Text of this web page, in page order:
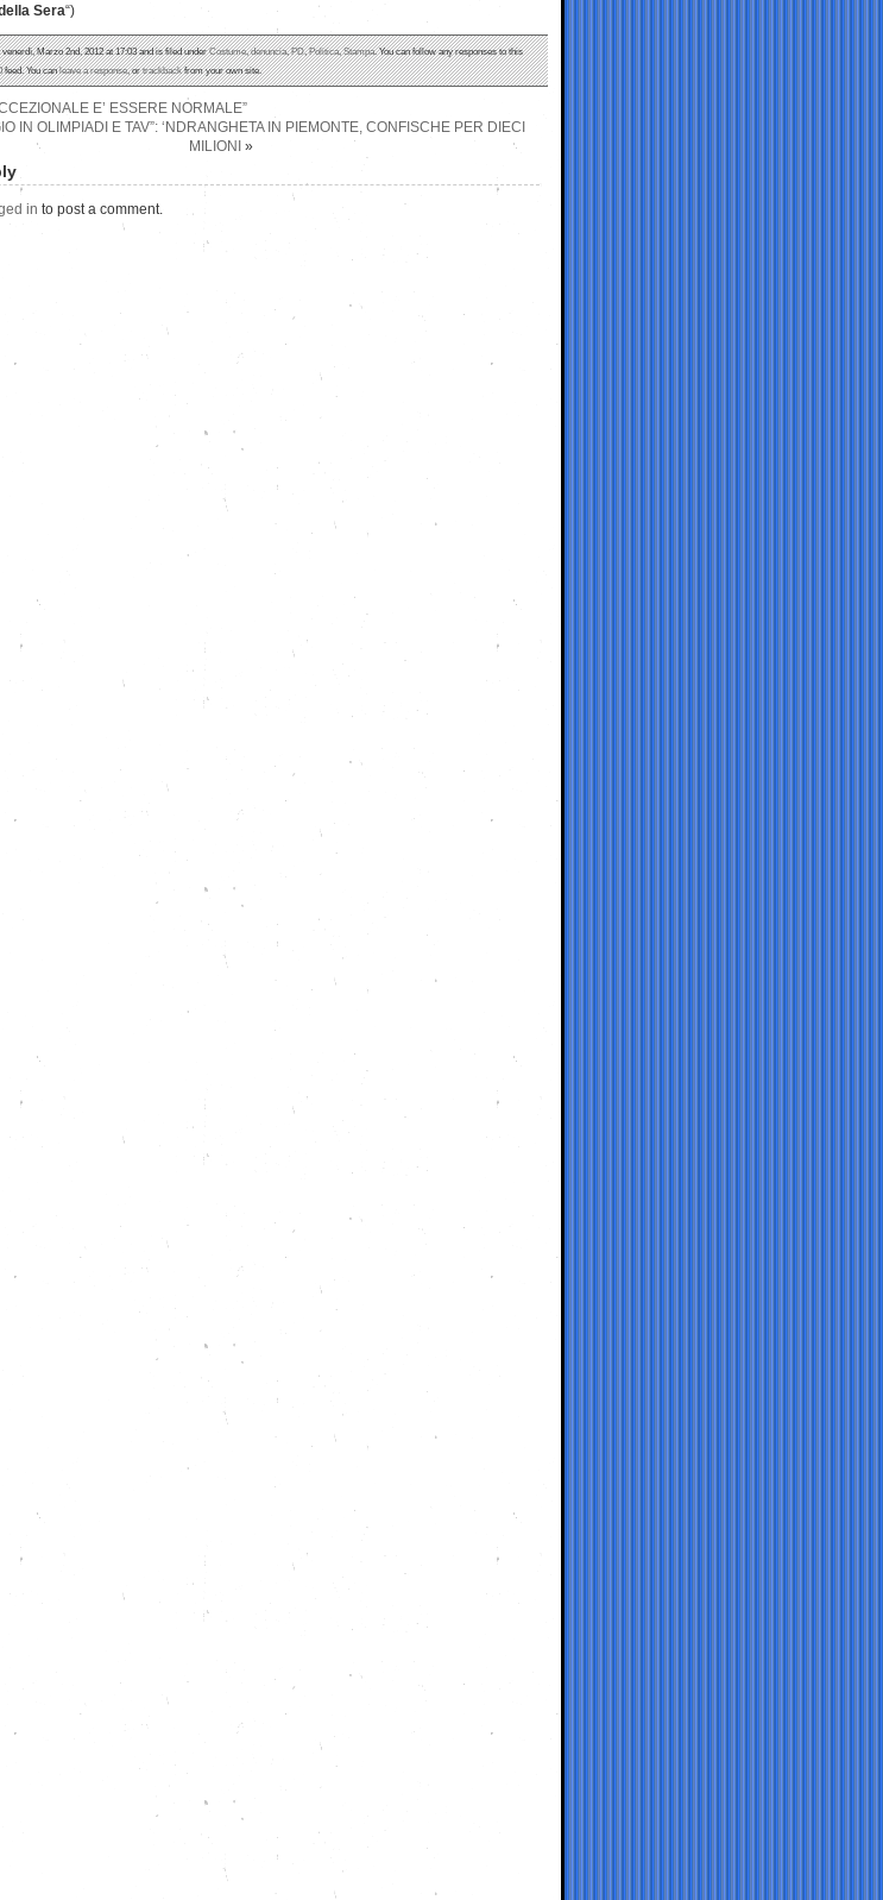
Sera“)
Marzo 2nd, 2012 at 17:03 and is filed underCostume,denuncia,PD,Politica,Stampa. You can follow any responses to this
feed. You canleave a response, ortrackbackfrom your own site.
E’ ESSERE NORMALE”
IN OLIMPIADI E TAV”: ‘NDRANGHETA IN PIEMONTE, CONFISCHE PER DIECI
MILIONI »
in to post a comment.